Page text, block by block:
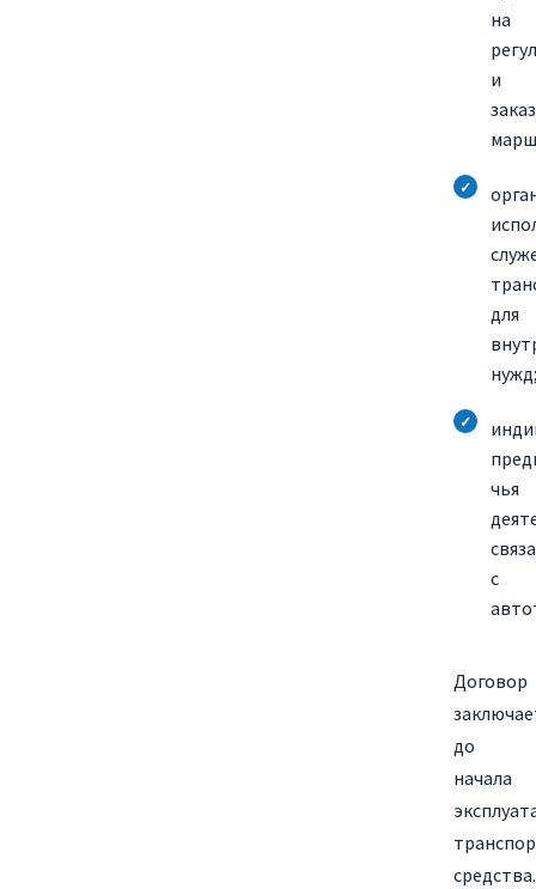
на
и
для
чья
с
Договор
до
начала
средства.